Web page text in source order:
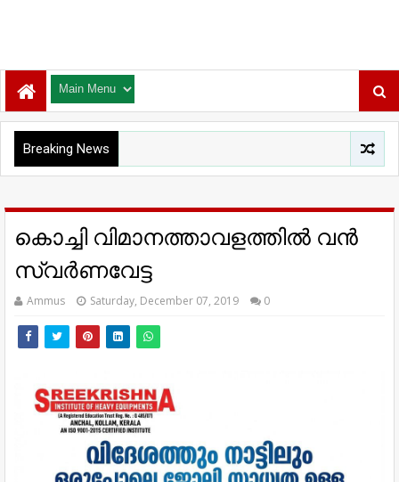
Breaking News
കൊച്ചി വിമാനത്താവളത്തിൽ വൻ
സ്വർണവേട്ട
Ammus Saturday, December 07, 2019 0